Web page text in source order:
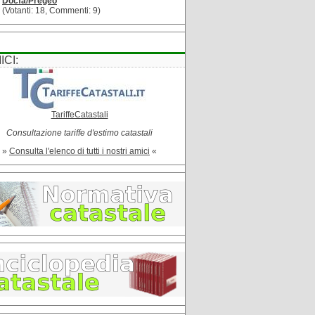
(Votanti: 18, Commenti: 9)
TariffeCatastali
Consultazione tariffe d'estimo catastali
» Consulta l'elenco di tutti i nostri amici «